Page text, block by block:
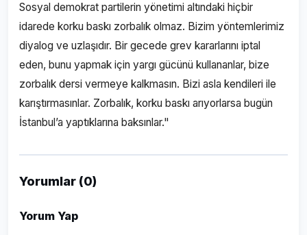
Sosyal demokrat partilerin yönetimi altındaki hiçbir
idarede korku baskı zorbalık olmaz. Bizim yöntemlerimiz
diyalog ve uzlaşıdır. Bir gecede grev kararlarını iptal
eden, bunu yapmak için yargı gücünü kullananlar, bize
zorbalık dersi vermeye kalkmasın. Bizi asla kendileri ile
karıştırmasınlar. Zorbalık, korku baskı arıyorlarsa bugün
İstanbul’a yaptıklarına baksınlar."
Yorumlar (0)
Yorum Yap